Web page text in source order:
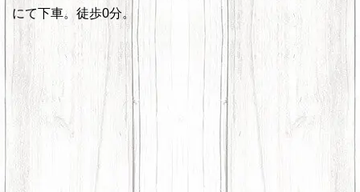
にて下車。徒歩0分。